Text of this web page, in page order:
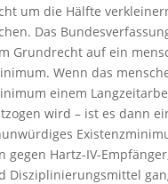
um die Hälfte
Das
Grundrecht auf ein
Wenn das
einem
wird – ist es dann
gegen Hartz-IV-
Disziplinierungsmittel